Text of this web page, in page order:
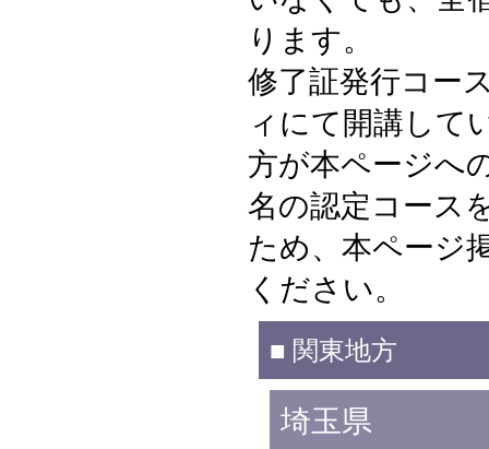
ります。
修了証発行コー
ィにて開講して
方が本ページへ
名の認定コース
ため、本ページ
ください。
■ 関東地方
埼玉県